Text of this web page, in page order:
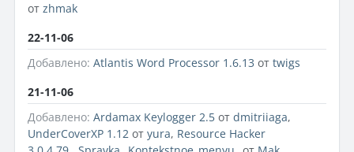
от zhmak
22-11-06
Добавлено: Atlantis Word Processor 1.6.13 от twigs
21-11-06
Добавлено: Ardamax Keylogger 2.5 от dmitriiaga,
UnderCoverXP 1.12 от yura, Resource Hacker